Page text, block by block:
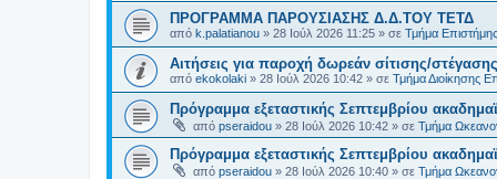
ΠΡΟΓΡΑΜΜΑ ΠΑΡΟΥΣΙΑΣΗΣ Δ.Δ.ΤΟΥ ΤΕΤΔ
από k.palatianou » 28 Ιούλ 2026 11:25 » σε Τμήμα
Αιτήσεις για παροχή δωρεάν σίτισης/
από ekokolaki » 28 Ιούλ 2026 10:42 » σε Τμήμα Διοίκησης
Πρόγραμμα εξεταστικής Σεπτεμβρίου
από pseraidou » 28 Ιούλ 2026 10:42 » σε Τμήμα
Πρόγραμμα εξεταστικής Σεπτεμβρίου
από pseraidou » 28 Ιούλ 2026 10:40 » σε Τμήμα